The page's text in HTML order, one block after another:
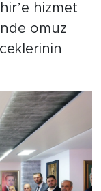
hizmet
omuz